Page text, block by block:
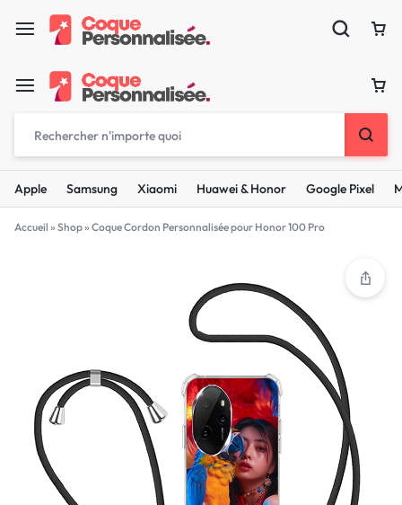
Apple Samsung Xiaomi Huawei & Honor Google Pixel
Accueil » Shop» Coque Cordon Personnalisée pour Honor 100 Pro